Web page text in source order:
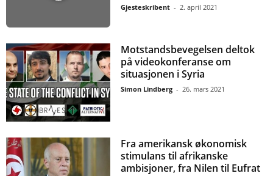
Gjesteskribent - 2. april 2021
Motstandsbevegelsen deltok
på videokonferanse om
situasjonen i Syria
Simon Lindberg - 26. mars 2021
Fra amerikansk økonomisk
stimulans til afrikanske
ambisjoner, fra Nilen til Eufrat